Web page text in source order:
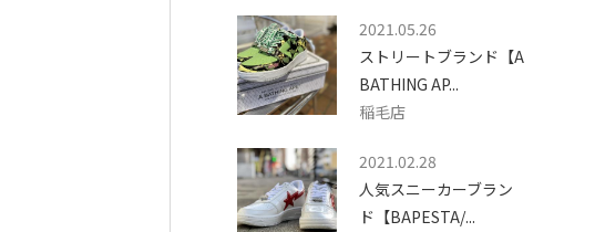
2021.05.26
ストリートブランド【A
BATHING AP...
稲毛店
2021.02.28
人気スニーカーブラン
ド【BAPESTA/...